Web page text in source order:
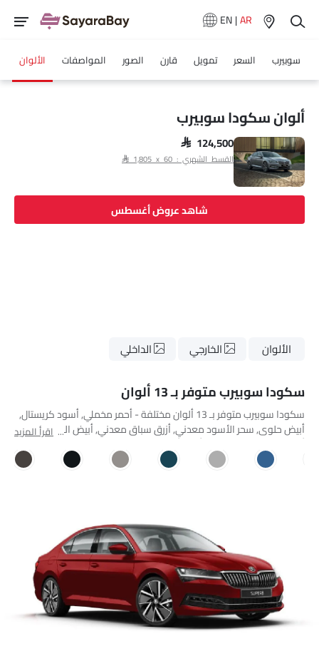
EN|AR
سوبيرب السعر تمويل قارن الصور المواصفات الألوان
ألوان سكودا سوبيرب
SAR 124,500
القسط الشهري : SAR 1,805 x 60
شاهد عروض أغسطس
الألوان الخارجي الداخلي
سكودا سوبيرب متوفر بـ 13 ألوان
سكودا سوبيرب متوفر بـ 13 ألوان مختلفة - أحمر مخملي, أسود كريستال,
أبيض حلوى, سحر الأسود معدني, أزرق سباق معدني, أبيض القمر معدني,
Grey Metallic, Energy Blue, Quartz Grey Metallic.
اقرأ المزيد